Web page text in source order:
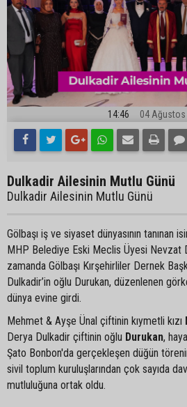
14:46 04 Ağustos
Dulkadir Ailesinin Mutlu Günü
Dulkadir Ailesinin Mutlu Günü
Gölbaşı iş ve siyaset dünyasının tanınan
MHP Belediye Eski Meclis Üyesi Nevzat
zamanda Gölbaşı Kırşehirliler Dernek
Dulkadir’in oğlu Durukan, düzenlenen
dünya evine girdi.
Mehmet & Ayşe Ünal çiftinin kıymetli kızı
Derya Dulkadir çiftinin oğlu Durukan,
Şato Bonbon'da gerçekleşen düğün
sivil toplum kuruluşlarından çok sayıda
mutluluğuna ortak oldu.